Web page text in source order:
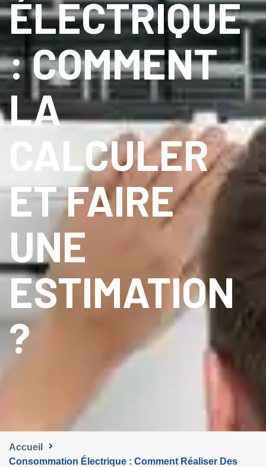
ÉLECTRIQUE
: COMMENT
LA
CALCULER
ET FAIRE
UNE
ESTIMATION
?
Accueil
Consommation Électrique : Comment Réaliser Des